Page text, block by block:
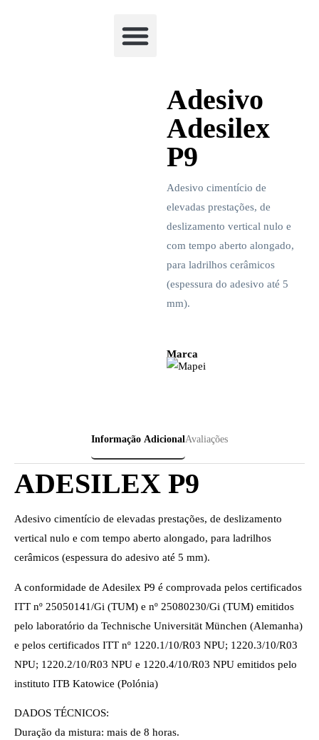
Adesivo
Adesilex
P9
Adesivo cimentício de
elevadas prestações, de
deslizamento vertical nulo e
com tempo aberto alongado,
para ladrilhos cerâmicos
(espessura do adesivo até 5
mm).
Marca
Informação AdicionalAvaliações
ADESILEX P9
Adesivo cimentício de elevadas prestações, de deslizamento
vertical nulo e com tempo aberto alongado, para ladrilhos
cerâmicos (espessura do adesivo até 5 mm).
A conformidade de Adesilex P9 é comprovada pelos certificados
ITT nº 25050141/Gi (TUM) e nº 25080230/Gi (TUM) emitidos
pelo laboratório da Technische Universität München (Alemanha)
e pelos certificados ITT nº 1220.1/10/R03 NPU; 1220.3/10/R03
NPU; 1220.2/10/R03 NPU e 1220.4/10/R03 NPU emitidos pelo
instituto ITB Katowice (Polónia)
DADOS TÉCNICOS:
Duração da mistura: mais de 8 horas.